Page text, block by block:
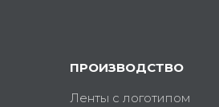
ПРОИЗВОДСТВО
Ленты с логотипом